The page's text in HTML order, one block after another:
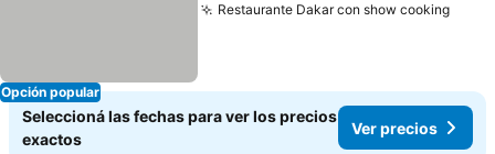
Opción popular
Restaurante Dakar con show cookingVer
Seleccioná las fechas para ver los precios
exactos
Ver precios